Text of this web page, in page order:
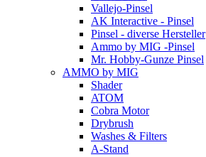
Vallejo-Pinsel
AK Interactive - Pinsel
Pinsel - diverse Hersteller
Ammo by MIG -Pinsel
Mr. Hobby-Gunze Pinsel
AMMO by MIG
Shader
ATOM
Cobra Motor
Drybrush
Washes & Filters
A-Stand